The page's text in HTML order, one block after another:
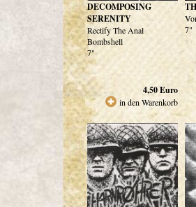
DECOMPOSING
SERENITY
Rectify The Anal
Bombshell
7"
4,50Euro
in den Warenkorb
7"